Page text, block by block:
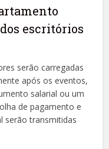
escritórios
serão carregadas
após os eventos,
salarial ou um
de pagamento e
serão transmitidas